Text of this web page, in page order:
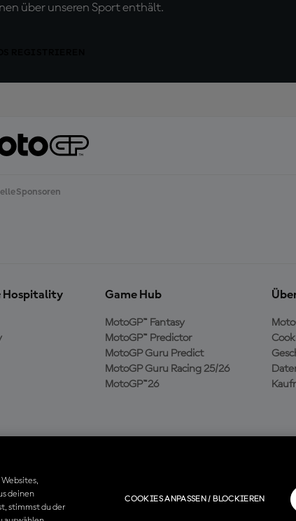
über unseren Sport enthält.
Sponsoren
Hospitality Game Hub
MotoGP™ Fantasy
MotoGP™ Predictor
MotoGP Guru Predict
MotoGP Guru Racing 25/26
MotoGP™26
der jeweiligen Besitzer.
deinen
stimmst du der
COOKIES ANPASSEN / BLOCKIEREN